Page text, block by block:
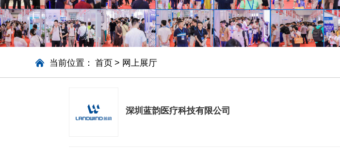
当前位置： 首页 > 网上展厅
深圳蓝韵医疗科技有限公司